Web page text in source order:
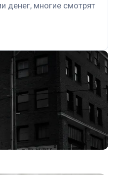
денег, многие смотрят